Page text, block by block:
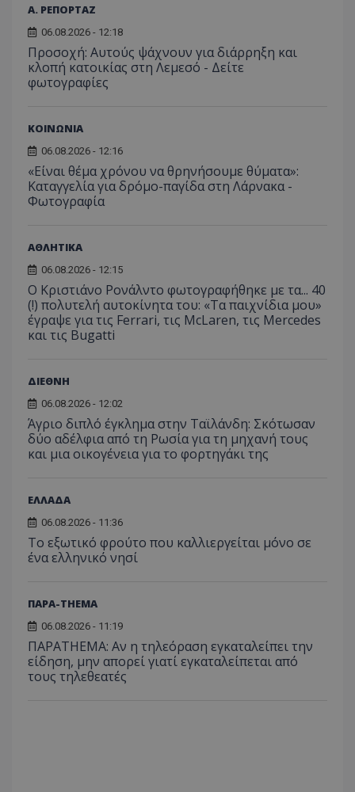
Α. ΡΕΠΟΡΤΑΖ
06.08.2026 - 12:18
Προσοχή: Αυτούς ψάχνουν για διάρρηξη και
κλοπή κατοικίας στη Λεμεσό - Δείτε
φωτογραφίες
ΚΟΙΝΩΝΙΑ
06.08.2026 - 12:16
«Είναι θέμα χρόνου να θρηνήσουμε θύματα»:
Καταγγελία για δρόμο-παγίδα στη Λάρνακα -
Φωτογραφία
ΑΘΛΗΤΙΚΑ
06.08.2026 - 12:15
Ο Κριστιάνο Ρονάλντο φωτογραφήθηκε με τα... 40
(!) πολυτελή αυτοκίνητα του: «Τα παιχνίδια μου»
έγραψε για τις Ferrari, τις McLaren, τις Mercedes
και τις Bugatti
ΔΙΕΘΝΗ
06.08.2026 - 12:02
Άγριο διπλό έγκλημα στην Ταϊλάνδη: Σκότωσαν
δύο αδέλφια από τη Ρωσία για τη μηχανή τους
και μια οικογένεια για το φορτηγάκι της
ΕΛΛΑΔΑ
06.08.2026 - 11:36
Το εξωτικό φρούτο που καλλιεργείται μόνο σε
ένα ελληνικό νησί
ΠΑΡΑ-THEMA
06.08.2026 - 11:19
ΠΑΡΑTHEMA: Αν η τηλεόραση εγκαταλείπει την
είδηση, μην απορεί γιατί εγκαταλείπεται από
τους τηλεθεατές